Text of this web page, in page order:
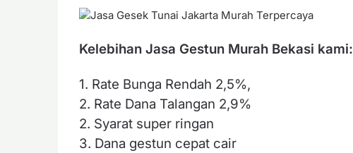
Kelebihan Jasa Gestun Murah Bekasi kami:
1. Rate Bunga Rendah 2,5%,
2. Rate Dana Talangan 2,9%
2. Syarat super ringan
3. Dana gestun cepat cair